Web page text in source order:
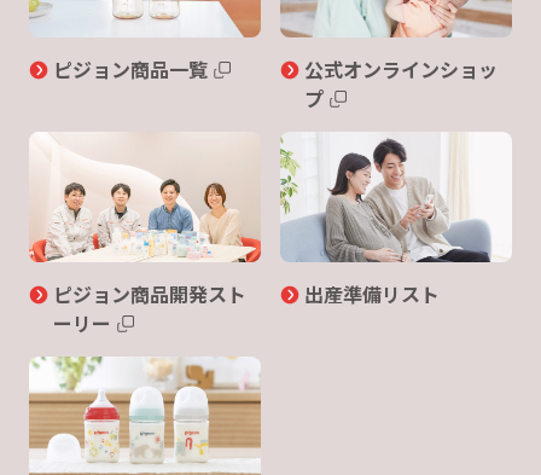
ピジョン商品一覧
公式オンラインショッ
プ
ピジョン商品開発スト
ーリー
出産準備リスト